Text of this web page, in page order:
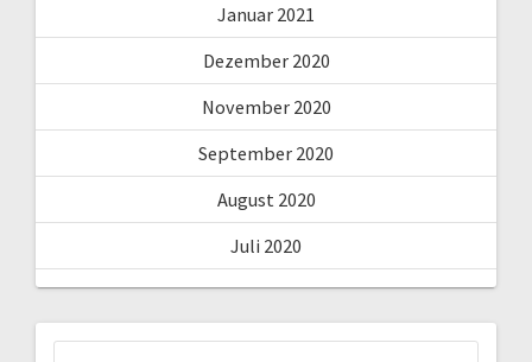
Januar 2021
Dezember 2020
November 2020
September 2020
August 2020
Juli 2020